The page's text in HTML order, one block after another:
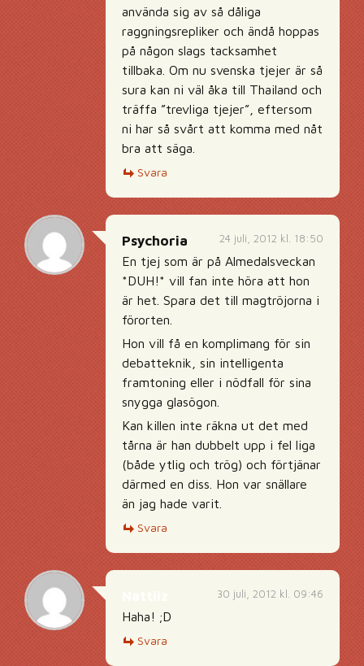
använda sig av så dåliga
raggningsrepliker och ändå hoppas
på någon slags tacksamhet
tillbaka. Om nu svenska tjejer är så
sura kan ni väl åka till Thailand och
träffa ”trevliga tjejer”, eftersom
ni har så svårt att komma med nåt
bra att säga.
Svara
24 juli, 2012 kl. 18:50
Psychoria
En tjej som är på Almedalsveckan
*DUH!* vill fan inte höra att hon
är het. Spara det till magtröjorna i
förorten.
Hon vill få en komplimang för sin
debatteknik, sin intelligenta
framtoning eller i nödfall för sina
snygga glasögon.
Kan killen inte räkna ut det med
tårna är han dubbelt upp i fel liga
(både ytlig och trög) och förtjänar
därmed en diss. Hon var snällare
än jag hade varit.
Svara
30 juli, 2012 kl. 09:46
Haha! ;D
Svara